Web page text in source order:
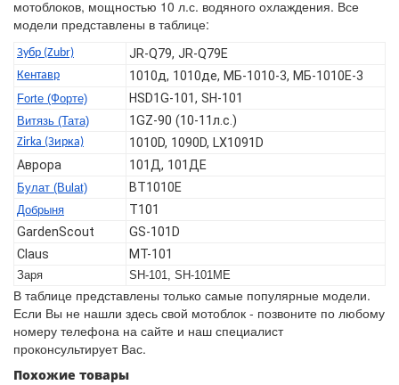
мотоблоков, мощностью 10 л.с. водяного охлаждения. Все
модели представлены в таблице:
Зубр (Zubr) JR-Q79, JR-Q79E
Кентавр 1010д, 1010де, МБ-1010-3, МБ-1010Е-3
Forte (Форте) HSD1G-101, SH-101
Витязь (Тата) 1GZ-90 (10-11л.с.)
Zirka (Зирка)
1010D, 1090D, LX1091D
Аврора
101Д, 101ДЕ
Булат (Bulat) BT1010E
Добрыня
T101
GardenScout
GS-101D
Claus
MT-101
Заря SH-101, SH-101ME
В таблице представлены только самые популярные модели.
Если Вы не нашли здесь свой мотоблок - позвоните по любому
номеру телефона на сайте и наш специалист
проконсультирует Вас.
Похожие товары